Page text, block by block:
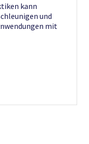
kann
und
mit